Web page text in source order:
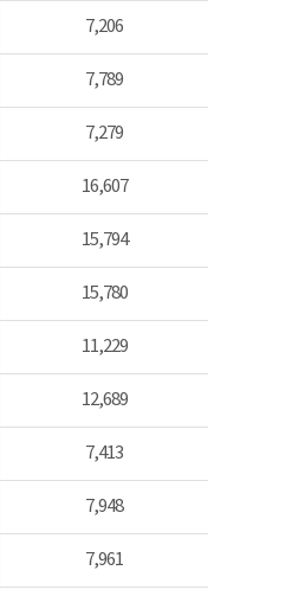
7,206
7,789
7,279
16,607
15,794
15,780
11,229
12,689
7,413
7,948
7,961